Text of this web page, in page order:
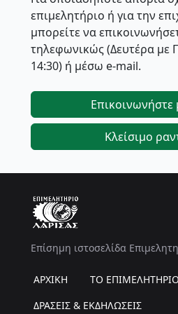
επιμελητήριο ή για την
μπορείτε να
τηλεφωνικώς (Δευτέρα με
14:30) ή μέσω e-mail.
Επικοινωνήστε
Κλείσιμο
Επίσημη ιστοσελίδα
ΑΡΧΙΚΗ ΤΟ ΕΠΙΜΕΛΗΤΗΡΙΟ
ΔΡΑΣΕΙΣ & ΕΚΔΗΛΩΣΕΙΣ